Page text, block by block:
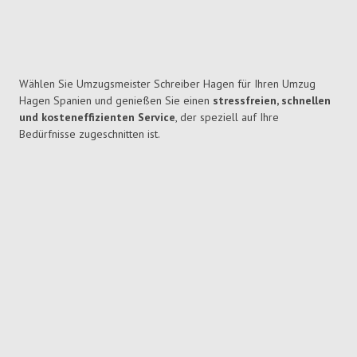
Wählen Sie Umzugsmeister Schreiber Hagen für Ihren Umzug
Hagen Spanien und genießen Sie einen stressfreien, schnellen
und kosteneffizienten Service, der speziell auf Ihre
Bedürfnisse zugeschnitten ist.